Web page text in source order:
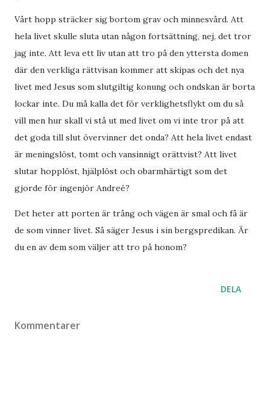
Vårt hopp sträcker sig bortom grav och minnesvård. Att
hela livet skulle sluta utan någon fortsättning, nej, det tror
jag inte. Att leva ett liv utan att tro på den yttersta domen
där den verkliga rättvisan kommer att skipas och det nya
livet med Jesus som slutgiltig konung och ondskan är borta
lockar inte. Du må kalla det för verklighetsflykt om du så
vill men hur skall vi stå ut med livet om vi inte tror på att
det goda till slut övervinner det onda? Att hela livet endast
är meningslöst, tomt och vansinnigt orättvist? Att livet
slutar hopplöst, hjälplöst och obarmhärtigt som det
gjorde för ingenjör Andreé?
Det heter att porten är trång och vägen är smal och få är
de som vinner livet. Så säger Jesus i sin bergspredikan. Är
du en av dem som väljer att tro på honom?
DELA
Kommentarer